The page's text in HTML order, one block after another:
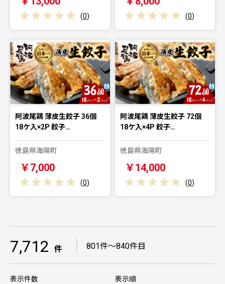
(0) (0)
阿波尾鶏 薄皮生餃子 36個
18ケ入×2P 餃子…
徳島県海陽町
￥7,000
(0)
阿波尾鶏 薄皮生餃子 72個
18ケ入×4P 餃子…
徳島県海陽町
￥14,000
(0)
7,712 件 801件～840件目
表示件数 表示順